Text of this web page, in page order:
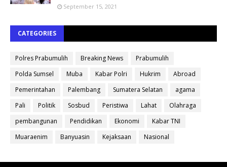
September 15, 2021
CATEGORIES
Polres Prabumulih Breaking News
Prabumulih
Polda Sumsel
Muba Kabar Polri Hukrim
Abroad
Pemerintahan
Palembang Sumatera Selatan
agama
Pali
Politik Sosbud Peristiwa Lahat
Olahraga
pembangunan
Pendidikan Ekonomi
Kabar TNI
Muaraenim
Banyuasin Kejaksaan Nasional